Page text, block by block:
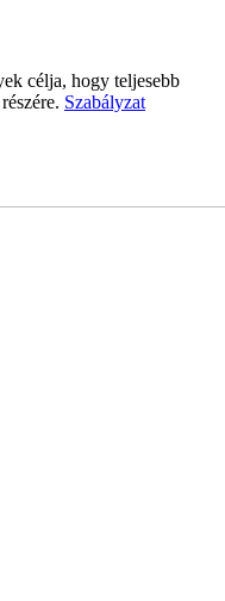
célja, hogy teljesebb
Szabályzat